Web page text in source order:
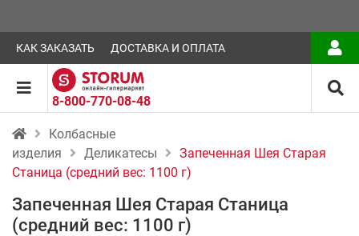
КАК ЗАКАЗАТЬ ДОСТАВКА И ОПЛАТА
8-800-770-08-48
Колбасные
изделия
Деликатесы
Запеченная Шея Старая
Станица (средний вес: 1100 г)
Запеченная Шея Старая Станица
(средний вес: 1100 г)